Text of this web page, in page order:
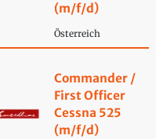
(m/f/d)
Österreich
Commander /
First Officer
Cessna 525
(m/f/d)